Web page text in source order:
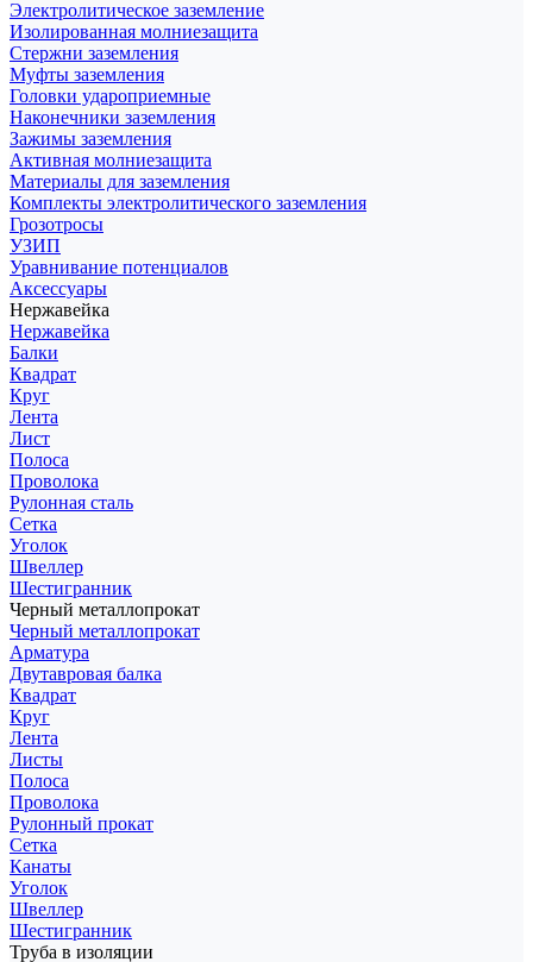
Электролитическое заземление
Изолированная молниезащита
Стержни заземления
Муфты заземления
Головки удароприемные
Наконечники заземления
Зажимы заземления
Активная молниезащита
Материалы для заземления
Комплекты электролитического заземления
Грозотросы
УЗИП
Уравнивание потенциалов
Аксессуары
Нержавейка
Нержавейка
Балки
Квадрат
Круг
Лента
Лист
Полоса
Проволока
Рулонная сталь
Сетка
Уголок
Швеллер
Шестигранник
Черный металлопрокат
Черный металлопрокат
Арматура
Двутавровая балка
Квадрат
Круг
Лента
Листы
Полоса
Проволока
Рулонный прокат
Сетка
Канаты
Уголок
Швеллер
Шестигранник
Труба в изоляции